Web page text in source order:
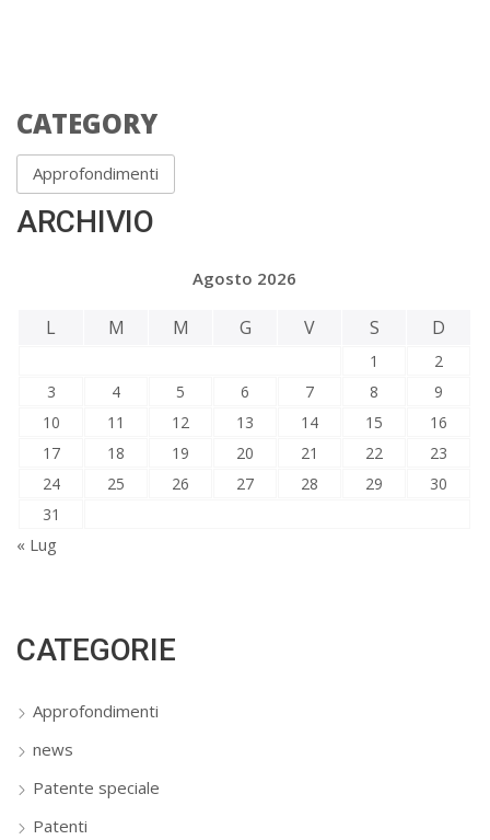
CATEGORY
Approfondimenti
ARCHIVIO
Agosto 2026
L M M G V S D
1
2
3
4 5 6 7 8
9
10
11 12 13 14 15
16
17
18 19 20 21 22
23
24
25 26 27 28 29
30
31
« Lug
CATEGORIE
Approfondimenti
news
Patente speciale
Patenti